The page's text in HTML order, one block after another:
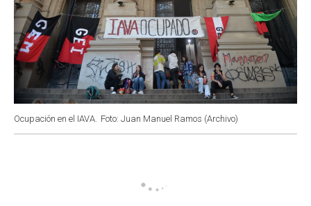
Ocupación en el IAVA. Foto: Juan Manuel Ramos (Archivo)